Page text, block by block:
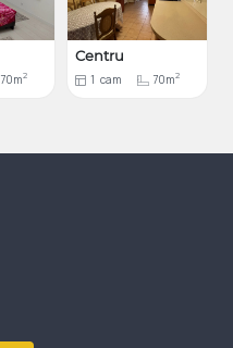
70m2
Centru
1 cam 70m2